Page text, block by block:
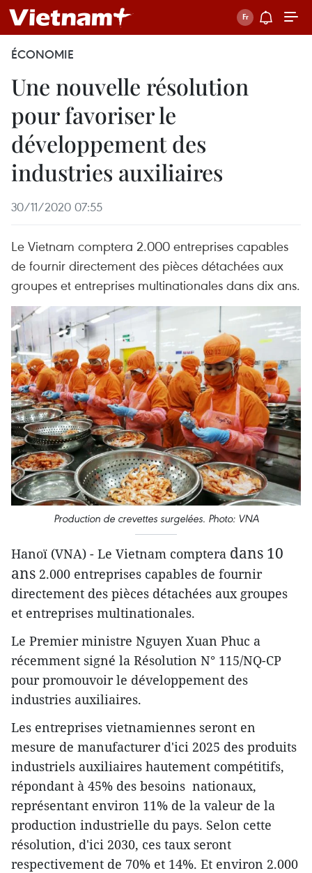
ÉCONOMIE
Une nouvelle résolution
pour favoriser le
développement des
industries auxiliaires
30/11/2020 07:55
Le Vietnam comptera 2.000 entreprises capables
de fournir directement des pièces détachées aux
groupes et entreprises multinationales dans dix ans.
Production de crevettes surgelées. Photo: VNA
Hanoï (VNA) - Le Vietnam comptera dans 10
ans 2.000 entreprises capables de fournir
directement des pièces détachées aux groupes
et entreprises multinationales.
Le Premier ministre Nguyen Xuan Phuc a
récemment signé la Résolution N° 115/NQ-CP
pour promouvoir le développement des
industries auxiliaires.
Les entreprises vietnamiennes seront en
mesure de manufacturer d'ici 2025 des produits
industriels auxiliaires hautement compétitifs,
répondant à 45% des besoins nationaux,
représentant environ 11% de la valeur de la
production industrielle du pays. Selon cette
résolution, d'ici 2030, ces taux seront
respectivement de 70% et 14%. Et environ 2.000